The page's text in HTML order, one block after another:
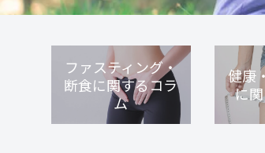
ファスティング・
断食に関するコラ
ム
健康
に